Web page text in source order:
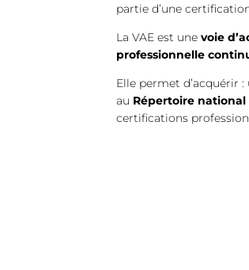
partie d’une
La VAE est une voie
professionnelle
Elle permet d’acquérir
au Répertoire
certifications